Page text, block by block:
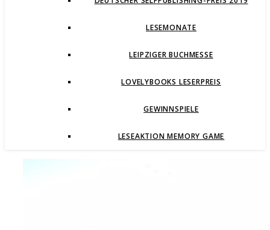
LESEMONATE
LEIPZIGER BUCHMESSE
LOVELYBOOKS LESERPREIS
GEWINNSPIELE
LESEAKTION MEMORY GAME